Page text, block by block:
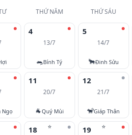
THỨ NĂM THỨ SÁU
4
13/7
🐀Bính Tý
5
14/7
🐂Đinh Sửu
Ngọ
11
20/7
🐐Quý Mùi
12
21/7
🐒Giáp Thân
⭐
18 ⭐
19